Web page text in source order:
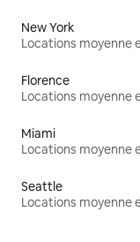
New York
Florence
Miami
Seattle